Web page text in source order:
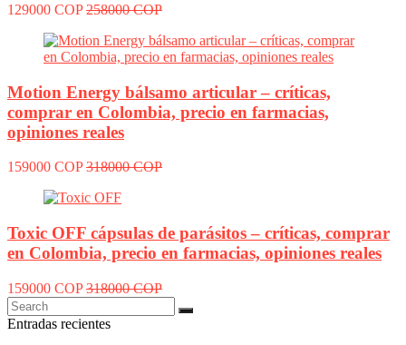
129000 COP 258000 COP
Motion Energy bálsamo articular – críticas,
comprar en Colombia, precio en farmacias,
opiniones reales
159000 COP 318000 COP
Toxic OFF cápsulas de parásitos – críticas, comprar
en Colombia, precio en farmacias, opiniones reales
159000 COP 318000 COP
Entradas recientes